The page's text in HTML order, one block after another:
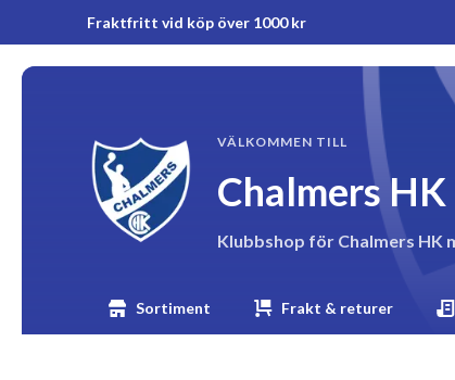
Fraktfritt vid köp över 1000 kr
VÄLKOMMEN TILL
Chalmers HK
Klubbshop för Chalmers HK
Sortiment Frakt & returer